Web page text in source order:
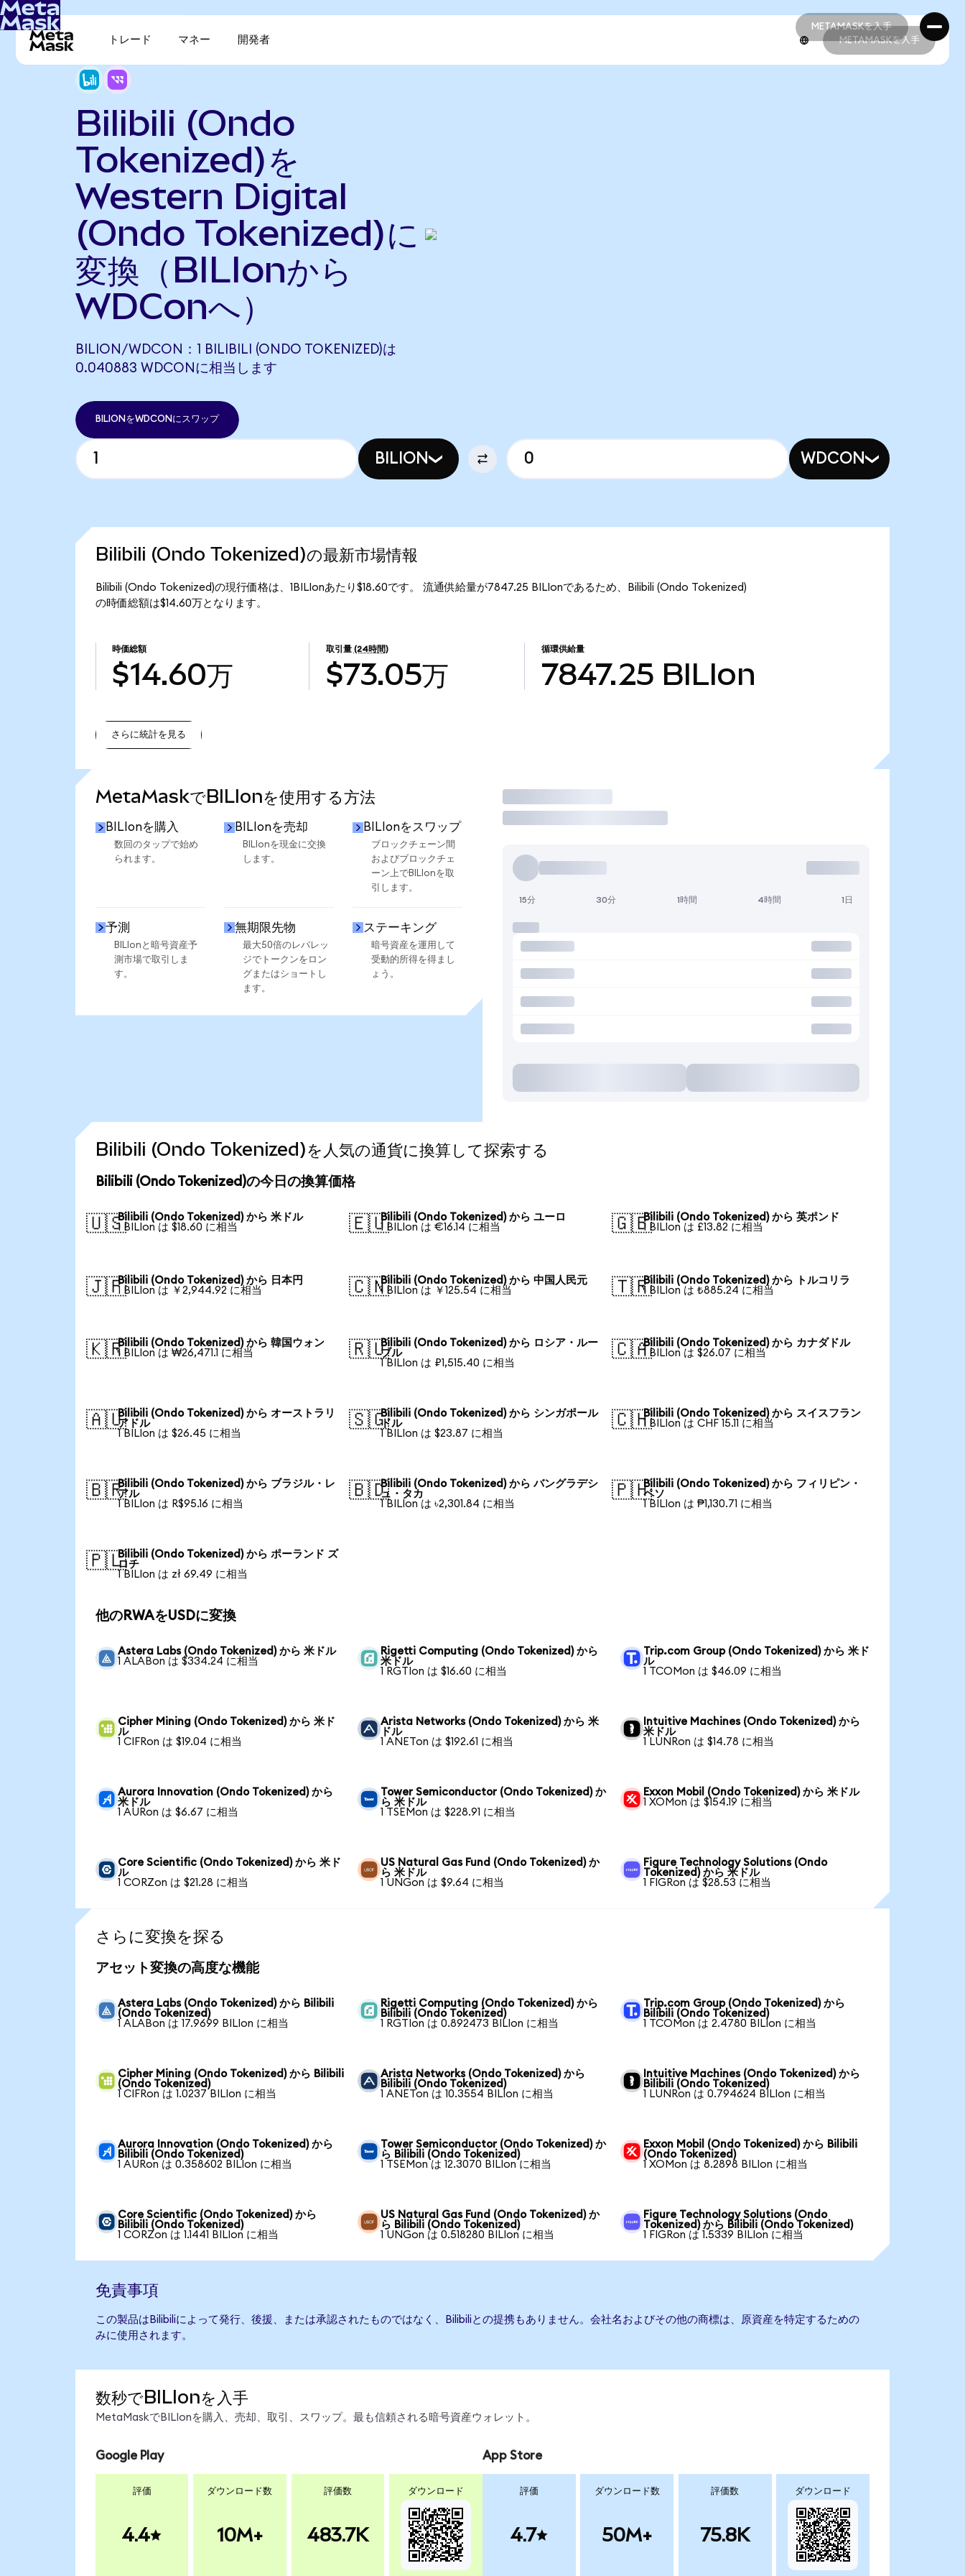
METAMASKを入手
METAMASKを入手
トレード マネー 開発者 METAMASKを入手
Bilibili (Ondo
Tokenized)を
Western Digital
(Ondo Tokenized)に
変換（BILIonから
WDConへ）
BILION/WDCON：1 BILIBILI (ONDO TOKENIZED)は
0.040883 WDCONに相当します
BILIONをWDCONにスワップ
BILION WDCON
Bilibili (Ondo Tokenized)の最新市場情報
Bilibili (Ondo Tokenized)の現行価格は、1BILIonあたり$18.60です。 流通供給量が7847.25 BILIonであるため、Bilibili (Ondo Tokenized)
の時価総額は$14.60万となります。
時価総額
$14.60万
取引量 (24時間)
$73.05万
循環供給量
7847.25 BILIon
さらに統計を見る
MetaMaskでBILIonを使用する方法
BILIonを購入
数回のタップで始め
られます。
BILIonを売却
BILIonを現金に交換
します。
BILIonをスワップ
ブロックチェーン間
およびブロックチェ
ーン上でBILIonを取
引します。
予測
BILIonと暗号資産予
測市場で取引しま
す。
無期限先物
最大50倍のレバレッ
ジでトークンをロン
グまたはショートし
ます。
ステーキング
暗号資産を運用して
受動的所得を得まし
ょう。
取引
15分 30分 1時間 4時間 1日
Bilibili (Ondo Tokenized)を人気の通貨に換算して探索する
Bilibili (Ondo Tokenized)の今日の換算価格
🇺🇸Bilibili (Ondo Tokenized) から 米ドル
1 BILIon は $18.60 に相当
🇪🇺Bilibili (Ondo Tokenized) から ユーロ
1 BILIon は €16.14 に相当
🇬🇧Bilibili (Ondo Tokenized) から 英ポンド
1 BILIon は £13.82 に相当
🇯🇵Bilibili (Ondo Tokenized) から 日本円
1 BILIon は ￥2,944.92 に相当
🇨🇳Bilibili (Ondo Tokenized) から 中国人民元
1 BILIon は ￥125.54 に相当
🇹🇷Bilibili (Ondo Tokenized) から トルコリラ
1 BILIon は ₺885.24 に相当
🇰🇷Bilibili (Ondo Tokenized) から 韓国ウォン
1 BILIon は ₩26,471.1 に相当
🇷🇺Bilibili (Ondo Tokenized) から ロシア・ルー
ブル
1 BILIon は ₽1,515.40 に相当
🇨🇦Bilibili (Ondo Tokenized) から カナダドル
1 BILIon は $26.07 に相当
🇦🇺Bilibili (Ondo Tokenized) から オーストラリ
アドル
1 BILIon は $26.45 に相当
🇸🇬Bilibili (Ondo Tokenized) から シンガポール
ドル
1 BILIon は $23.87 に相当
🇨🇭Bilibili (Ondo Tokenized) から スイスフラン
1 BILIon は CHF 15.11 に相当
🇧🇷Bilibili (Ondo Tokenized) から ブラジル・レ
アル
1 BILIon は R$95.16 に相当
🇧🇩Bilibili (Ondo Tokenized) から バングラデシ
ュ・タカ
1 BILIon は ৳2,301.84 に相当
🇵🇭Bilibili (Ondo Tokenized) から フィリピン・
ペソ
1 BILIon は ₱1,130.71 に相当
🇵🇱Bilibili (Ondo Tokenized) から ポーランド ズ
ロチ
1 BILIon は zł 69.49 に相当
他のRWAをUSDに変換
Astera Labs (Ondo Tokenized) から 米ドル
1 ALABon は $334.24 に相当
Rigetti Computing (Ondo Tokenized) から
米ドル
1 RGTIon は $16.60 に相当
Trip.com Group (Ondo Tokenized) から 米ド
ル
1 TCOMon は $46.09 に相当
Cipher Mining (Ondo Tokenized) から 米ド
ル
1 CIFRon は $19.04 に相当
Arista Networks (Ondo Tokenized) から 米
ドル
1 ANETon は $192.61 に相当
Intuitive Machines (Ondo Tokenized) から
米ドル
1 LUNRon は $14.78 に相当
Aurora Innovation (Ondo Tokenized) から
米ドル
1 AURon は $6.67 に相当
Tower Semiconductor (Ondo Tokenized) か
ら 米ドル
1 TSEMon は $228.91 に相当
Exxon Mobil (Ondo Tokenized) から 米ドル
1 XOMon は $154.19 に相当
Core Scientific (Ondo Tokenized) から 米ド
ル
1 CORZon は $21.28 に相当
US Natural Gas Fund (Ondo Tokenized) か
ら 米ドル
1 UNGon は $9.64 に相当
Figure Technology Solutions (Ondo
Tokenized) から 米ドル
1 FIGRon は $28.53 に相当
さらに変換を探る
アセット変換の高度な機能
Astera Labs (Ondo Tokenized) から Bilibili
(Ondo Tokenized)
1 ALABon は 17.9699 BILIon に相当
Rigetti Computing (Ondo Tokenized) から
Bilibili (Ondo Tokenized)
1 RGTIon は 0.892473 BILIon に相当
Trip.com Group (Ondo Tokenized) から
Bilibili (Ondo Tokenized)
1 TCOMon は 2.4780 BILIon に相当
Cipher Mining (Ondo Tokenized) から Bilibili
(Ondo Tokenized)
1 CIFRon は 1.0237 BILIon に相当
Arista Networks (Ondo Tokenized) から
Bilibili (Ondo Tokenized)
1 ANETon は 10.3554 BILIon に相当
Intuitive Machines (Ondo Tokenized) から
Bilibili (Ondo Tokenized)
1 LUNRon は 0.794624 BILIon に相当
Aurora Innovation (Ondo Tokenized) から
Bilibili (Ondo Tokenized)
1 AURon は 0.358602 BILIon に相当
Tower Semiconductor (Ondo Tokenized) か
ら Bilibili (Ondo Tokenized)
1 TSEMon は 12.3070 BILIon に相当
Exxon Mobil (Ondo Tokenized) から Bilibili
(Ondo Tokenized)
1 XOMon は 8.2898 BILIon に相当
Core Scientific (Ondo Tokenized) から
Bilibili (Ondo Tokenized)
1 CORZon は 1.1441 BILIon に相当
US Natural Gas Fund (Ondo Tokenized) か
ら Bilibili (Ondo Tokenized)
1 UNGon は 0.518280 BILIon に相当
Figure Technology Solutions (Ondo
Tokenized) から Bilibili (Ondo Tokenized)
1 FIGRon は 1.5339 BILIon に相当
免責事項
この製品はBilibiliによって発行、後援、または承認されたものではなく、Bilibiliとの提携もありません。会社名およびその他の商標は、原資産を特定するための
みに使用されます。
数秒でBILIonを入手
MetaMaskでBILIonを購入、売却、取引、スワップ。最も信頼される暗号資産ウォレット。
Google Play
評価
4.4
ダウンロード数
10M+
評価数
483.7K
ダウンロード
App Store
評価
4.7
ダウンロード数
50M+
評価数
75.8K
ダウンロード